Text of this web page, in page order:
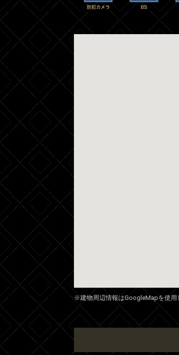
※建物周辺情報はGoogleMapを使用